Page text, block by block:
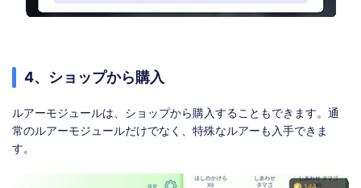
4、ショップから購入
ルアーモジュールは、ショップから購入することもできます。通
常のルアーモジュールだけでなく、特殊なルアーも入手できま
す。